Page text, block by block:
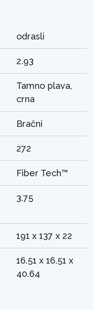
odrasli
2.93
Tamno plava,
crna
Bračni
272
Fiber Tech™
3.75
191 x 137 x 22
16.51 x 16.51 x
40.64